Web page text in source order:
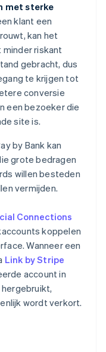
met sterke
klant een
kan het
minder riskant
gebracht, dus
te krijgen tot
conversie
een bezoeker die
site is.
by Bank kan
grote bedragen
willen besteden
vermijden.
Connections
koppelen
Wanneer een
Link by Stripe
account in
wordt verkort.